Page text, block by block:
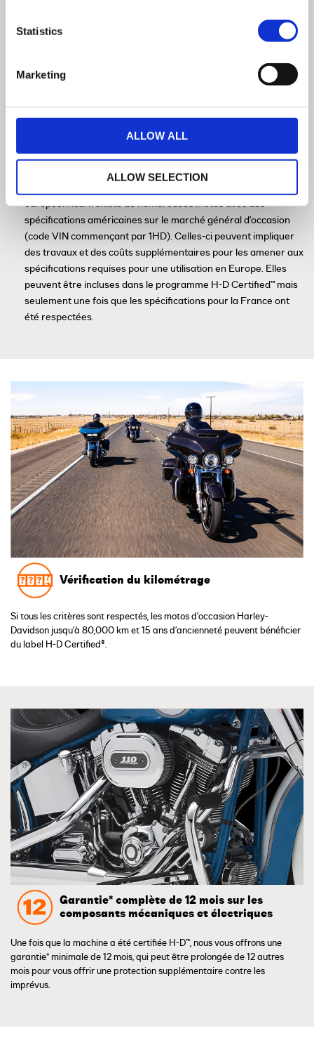
Statistics
Marketing
ALLOW ALL
ALLOW SELECTION
uniquement avec les spécifications européennes (code VIN
commençant par 5HD). Cela signifie que la moto est conçue
pour le marché européen et répond à toutes les exigences
européennes. Il existe de nombreuses motos avec des
spécifications américaines sur le marché général d'occasion
(code VIN commençant par 1HD). Celles-ci peuvent impliquer
des travaux et des coûts supplémentaires pour les amener aux
spécifications requises pour une utilisation en Europe. Elles
peuvent être incluses dans le programme H-D Certified™ mais
seulement une fois que les spécifications pour la France ont
été respectées.
Vérification du kilométrage
Si tous les critères sont respectés, les motos d’occasion Harley-
Davidson jusqu’à 80,000 km et 15 ans d’ancienneté peuvent bénéficier
du label H-D Certified®.
Garantie* complète de 12 mois sur les
composants mécaniques et électriques
Une fois que la machine a été certifiée H-D™, nous vous offrons une
garantie* minimale de 12 mois, qui peut être prolongée de 12 autres
mois pour vous offrir une protection supplémentaire contre les
imprévus.